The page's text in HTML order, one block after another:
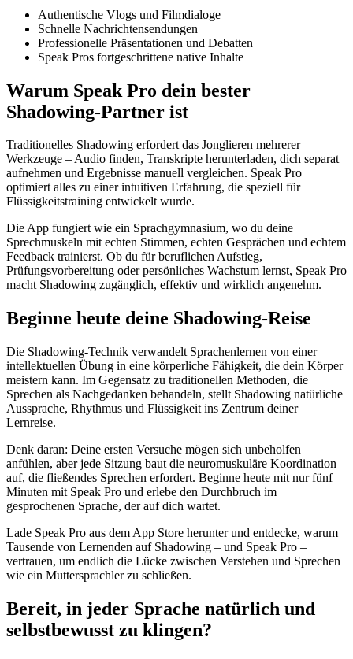
Authentische Vlogs und Filmdialoge
Schnelle Nachrichtensendungen
Professionelle Präsentationen und Debatten
Speak Pros fortgeschrittene native Inhalte
Warum Speak Pro dein bester
Shadowing-Partner ist
Traditionelles Shadowing erfordert das Jonglieren mehrerer
Werkzeuge – Audio finden, Transkripte herunterladen, dich separat
aufnehmen und Ergebnisse manuell vergleichen. Speak Pro
optimiert alles zu einer intuitiven Erfahrung, die speziell für
Flüssigkeitstraining entwickelt wurde.
Die App fungiert wie ein Sprachgymnasium, wo du deine
Sprechmuskeln mit echten Stimmen, echten Gesprächen und echtem
Feedback trainierst. Ob du für beruflichen Aufstieg,
Prüfungsvorbereitung oder persönliches Wachstum lernst, Speak Pro
macht Shadowing zugänglich, effektiv und wirklich angenehm.
Beginne heute deine Shadowing-Reise
Die Shadowing-Technik verwandelt Sprachenlernen von einer
intellektuellen Übung in eine körperliche Fähigkeit, die dein Körper
meistern kann. Im Gegensatz zu traditionellen Methoden, die
Sprechen als Nachgedanken behandeln, stellt Shadowing natürliche
Aussprache, Rhythmus und Flüssigkeit ins Zentrum deiner
Lernreise.
Denk daran: Deine ersten Versuche mögen sich unbeholfen
anfühlen, aber jede Sitzung baut die neuromuskuläre Koordination
auf, die fließendes Sprechen erfordert. Beginne heute mit nur fünf
Minuten mit Speak Pro und erlebe den Durchbruch im
gesprochenen Sprache, der auf dich wartet.
Lade Speak Pro aus dem App Store herunter und entdecke, warum
Tausende von Lernenden auf Shadowing – und Speak Pro –
vertrauen, um endlich die Lücke zwischen Verstehen und Sprechen
wie ein Muttersprachler zu schließen.
Bereit, in jeder Sprache natürlich und
selbstbewusst zu klingen?